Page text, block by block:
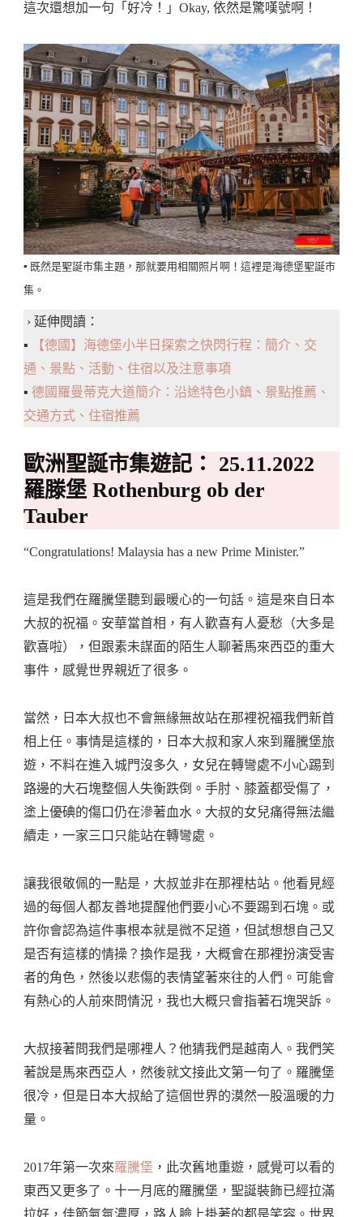
這次還想加一句「好冷！」Okay, 依然是驚嘆號啊！
▪️ 既然是聖誕市集主題，那就要用相關照片啊！這裡是海德堡聖誕市
集。
› 延伸閱讀：
▪️
【德國】海德堡小半日探索之快閃行程：簡介、交
通、景點、活動、住宿以及注意事項
▪️ 德國羅曼蒂克大道簡介：沿途特色小鎮、景點推薦、
交通方式、住宿推薦
歐洲聖誕市集遊記： 25.11.2022
羅滕堡 Rothenburg ob der
Tauber
“Congratulations! Malaysia has a new Prime Minister.”
這是我們在羅騰堡聽到最暖心的一句話。這是來自日本
大叔的祝福。安華當首相，有人歡喜有人憂愁（大多是
歡喜啦），但跟素未謀面的陌生人聊著馬來西亞的重大
事件，感覺世界親近了很多。
當然，日本大叔也不會無緣無故站在那裡祝福我們新首
相上任。事情是這樣的，日本大叔和家人來到羅騰堡旅
遊，不料在進入城門沒多久，女兒在轉彎處不小心踢到
路邊的大石塊整個人失衡跌倒。手肘、膝蓋都受傷了，
塗上優碘的傷口仍在滲著血水。大叔的女兒痛得無法繼
續走，一家三口只能站在轉彎處。
讓我很敬佩的一點是，大叔並非在那裡枯站。他看見經
過的每個人都友善地提醒他們要小心不要踢到石塊。或
許你會認為這件事根本就是微不足道，但試想想自己又
是否有這樣的情操？換作是我，大概會在那裡扮演受害
者的角色，然後以悲傷的表情望著來往的人們。可能會
有熱心的人前來問情況，我也大概只會指著石塊哭訴。
大叔接著問我們是哪裡人？他猜我們是越南人。我們笑
著說是馬來西亞人，然後就文接此文第一句了。羅騰堡
很冷，但是日本大叔給了這個世界的漠然一股溫暖的力
量。
2017年第一次來羅騰堡 ，此次舊地重遊，感覺可以看的
東西又更多了。十一月底的羅騰堡，聖誕裝飾已經拉滿